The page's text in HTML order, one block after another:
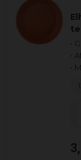
•
•
•
3,